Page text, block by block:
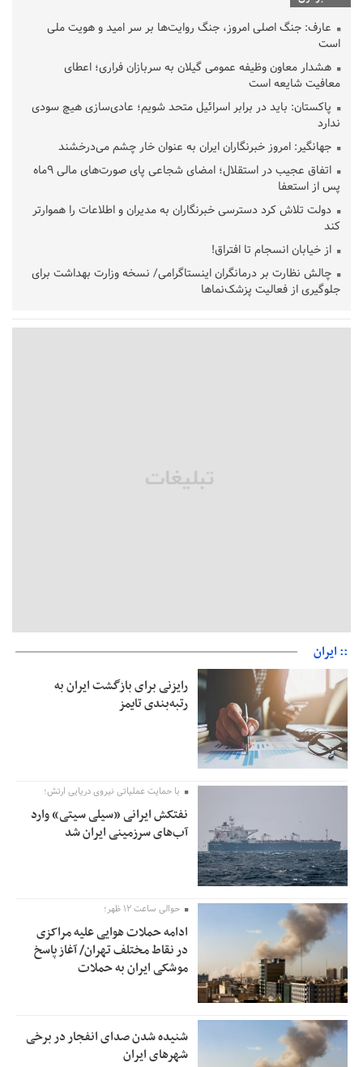
عارف: جنگ اصلی امروز، جنگ روایت‌ها بر سر امید و هویت ملی
است
هشدار معاون وظیفه عمومی گیلان به سربازان فراری؛ اعطای
معافیت شایعه است
پاکستان: باید در برابر اسرائیل متحد شویم؛ عادی‌سازی هیچ سودی
ندارد
جهانگیر: امروز خبرنگاران ایران به عنوان خار چشم می‌درخشند
اتفاق عجیب در استقلال؛ امضای شجاعی پای صورت‌های مالی ٩ماه
پس از استعفا
دولت تلاش کرد دسترسی خبرنگاران به مدیران و اطلاعات را هموارتر
کند
از خیابان انسجام تا افتراق!
چالش نظارت بر درمانگران اینستاگرامی/ نسخه وزارت بهداشت برای
جلوگیری از فعالیت پزشک‌نماها
امیر اکرمی‌نیا: ارتش کاملاً آماده است
:: ایران
رایزنی برای بازگشت ایران به
رتبه‌بندی تایمز
با حمایت عملیاتی نیروی دریایی ارتش؛
نفتکش ایرانی «سیلی سیتی» وارد
آب‌های سرزمینی ایران شد
حوالی ساعت ۱۲ ظهر؛
ادامه حملات هوایی علیه مراکزی
در نقاط مختلف تهران/ آغاز پاسخ
موشکی ایران به حملات
شنیده شدن صدای انفجار در برخی
شهرهای ایران